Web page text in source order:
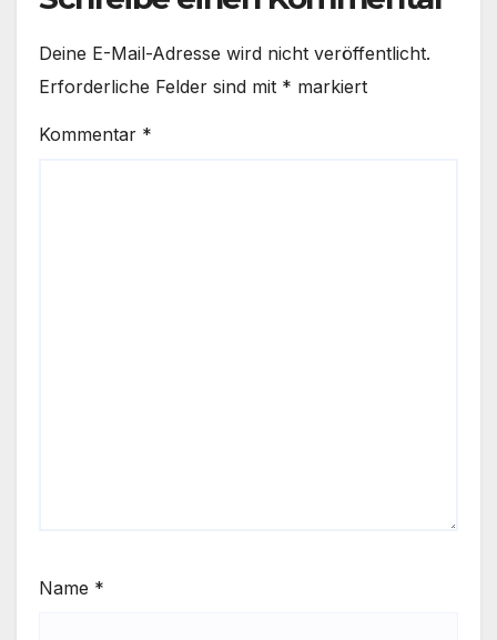
Deine E-Mail-Adresse wird nicht veröffentlicht.
Erforderliche Felder sind mit * markiert
Kommentar *
Name *